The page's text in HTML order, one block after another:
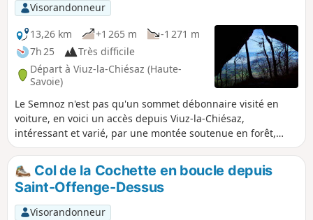
Visorandonneur
13,26 km
+1 265 m
-1 271 m
7h 25
Très difficile
Départ à Viuz-la-Chiésaz (Haute-
Savoie)
Le Semnoz n'est pas qu'un sommet débonnaire visité en
voiture, en voici un accès depuis Viuz-la-Chiésaz,
intéressant et varié, par une montée soutenue en forêt,
avec grottes à visiter, falaises à surmonter, pour sortir dans
un alpage menant au Crêt de Châtillon, aux vues étendues
sur les Alpes et Préalpes.
Col de la Cochette en boucle depuis
Saint-Offenge-Dessus
Visorandonneur